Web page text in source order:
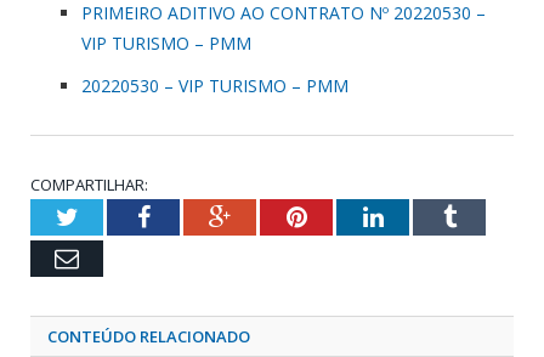
PRIMEIRO ADITIVO AO CONTRATO Nº 20220530 –
VIP TURISMO – PMM
20220530 – VIP TURISMO – PMM
COMPARTILHAR:
TwitterFacebookGoogle+PinterestLinkedInTumblr
Email
CONTEÚDO RELACIONADO